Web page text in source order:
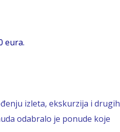
eura.
izleta, ekskurzija i drugih
odabralo je ponude koje